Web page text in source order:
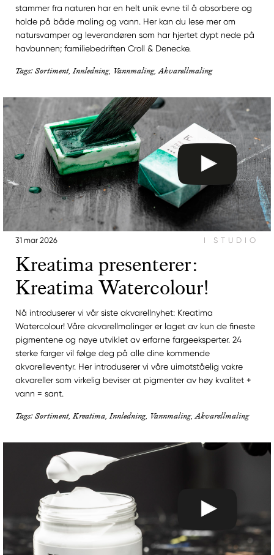
stammer fra naturen har en helt unik evne til å absorbere og
holde på både maling og vann. Her kan du lese mer om
natursvamper og leverandøren som har hjertet dypt nede på
havbunnen; familiebedriften Croll & Denecke.
Tags: Sortiment, Innledning, Vannmaling, Akvarellmaling
31 mar 2026 I STUDIO
Kreatima presenterer:
Kreatima Watercolour!
Nå introduserer vi vår siste akvarellnyhet: Kreatima
Watercolour! Våre akvarellmalinger er laget av kun de fineste
pigmentene og nøye utviklet av erfarne fargeeksperter. 24
sterke farger vil følge deg på alle dine kommende
akvarelleventyr. Her introduserer vi våre uimotståelig vakre
akvareller som virkelig beviser at pigmenter av høy kvalitet +
vann = sant.
Tags: Sortiment, Kreatima, Innledning, Vannmaling, Akvarellmaling